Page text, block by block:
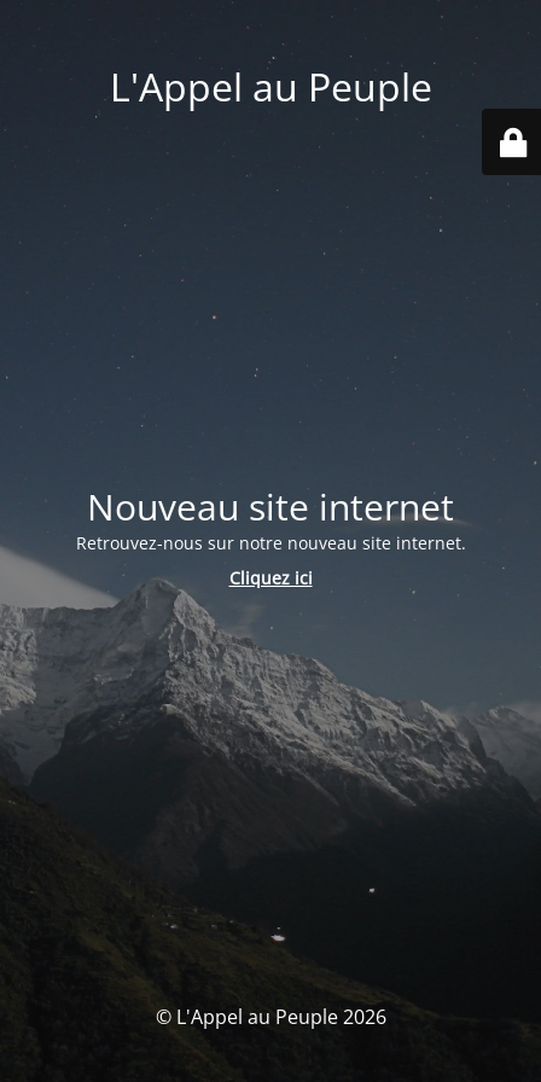
L'Appel au Peuple
Nouveau site internet
Retrouvez-nous sur notre nouveau site internet.
Cliquez ici
© L'Appel au Peuple 2026